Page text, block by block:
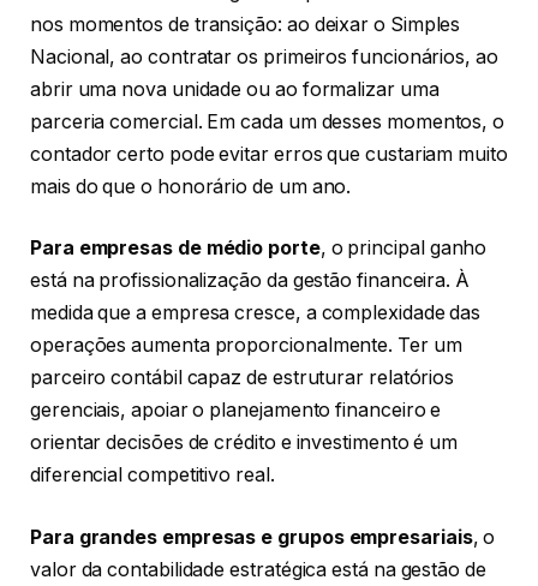
nos momentos de transição: ao deixar o Simples
Nacional, ao contratar os primeiros funcionários, ao
abrir uma nova unidade ou ao formalizar uma
parceria comercial. Em cada um desses momentos, o
contador certo pode evitar erros que custariam muito
mais do que o honorário de um ano.
Para empresas de médio porte, o principal ganho
está na profissionalização da gestão financeira. À
medida que a empresa cresce, a complexidade das
operações aumenta proporcionalmente. Ter um
parceiro contábil capaz de estruturar relatórios
gerenciais, apoiar o planejamento financeiro e
orientar decisões de crédito e investimento é um
diferencial competitivo real.
Para grandes empresas e grupos empresariais, o
valor da contabilidade estratégica está na gestão de